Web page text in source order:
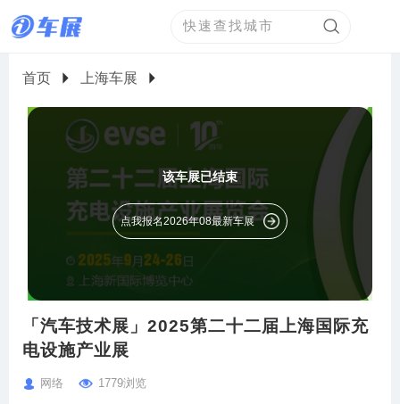
首页 上海车展
该车展已结束
点我报名2026年08最新车展
「汽车技术展」2025第二十二届上海国际充
电设施产业展
网络 1779浏览